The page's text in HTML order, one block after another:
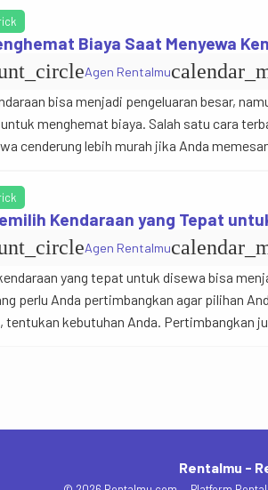
Biaya Saat Menyewa
Agen Rentalmu
bisa menjadi pengeluaran besar,
menghemat biaya. Salah satu cara
cenderung lebih murah jika Anda
promo […]
Kendaraan yang Tepat
Agen Rentalmu
yang tepat untuk disewa bisa
perlu Anda pertimbangkan agar pilihan
tentukan kebutuhan Anda. Pertimbangkan
Rentalmu -